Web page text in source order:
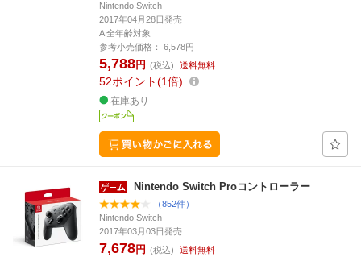
Nintendo Switch
2017年04月28日発売
A 全年齢対象
参考小売価格：
6,578円
5,788円 (税込) 送料無料
52ポイント 1倍
在庫あり
Nintendo Switch Proコントローラー
（852件）
Nintendo Switch
2017年03月03日発売
7,678円 (税込) 送料無料